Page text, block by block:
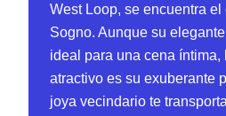
West Loop, se encuentra
Sogno. Aunque su
ideal para una cena íntima,
atractivo es su exuberante
joya vecindario te